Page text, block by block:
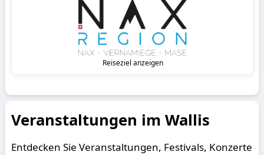
Reiseziel anzeigen
Veranstaltungen im Wallis
Entdecken Sie Veranstaltungen, Festivals, Konzerte